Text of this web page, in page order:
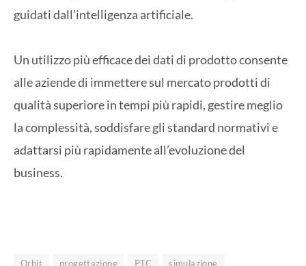
guidati dall’intelligenza artificiale.
Un utilizzo più efficace dei dati di prodotto consente
alle aziende di immettere sul mercato prodotti di
qualità superiore in tempi più rapidi, gestire meglio
la complessità, soddisfare gli standard normativi e
adattarsi più rapidamente all’evoluzione del
business.
Orbit progettazione PTC simulazione